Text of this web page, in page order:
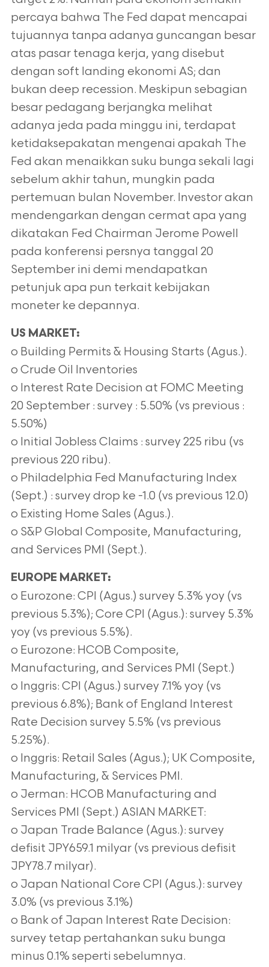
percaya bahwa The Fed dapat mencapai
tujuannya tanpa adanya guncangan besar
atas pasar tenaga kerja, yang disebut
dengan soft landing ekonomi AS; dan
bukan deep recession. Meskipun sebagian
besar pedagang berjangka melihat
adanya jeda pada minggu ini, terdapat
ketidaksepakatan mengenai apakah The
Fed akan menaikkan suku bunga sekali lagi
sebelum akhir tahun, mungkin pada
pertemuan bulan November. Investor akan
mendengarkan dengan cermat apa yang
dikatakan Fed Chairman Jerome Powell
pada konferensi persnya tanggal 20
September ini demi mendapatkan
petunjuk apa pun terkait kebijakan
moneter ke depannya.
US MARKET:
o Building Permits & Housing Starts (Agus.).
o Crude Oil Inventories
o Interest Rate Decision at FOMC Meeting
20 September : survey : 5.50% (vs previous :
5.50%)
o Initial Jobless Claims : survey 225 ribu (vs
previous 220 ribu).
o Philadelphia Fed Manufacturing Index
(Sept.) : survey drop ke -1.0 (vs previous 12.0)
o Existing Home Sales (Agus.).
o S&P Global Composite, Manufacturing,
and Services PMI (Sept.).
EUROPE MARKET:
o Eurozone: CPI (Agus.) survey 5.3% yoy (vs
previous 5.3%); Core CPI (Agus.): survey 5.3%
yoy (vs previous 5.5%).
o Eurozone: HCOB Composite,
Manufacturing, and Services PMI (Sept.)
o Inggris: CPI (Agus.) survey 7.1% yoy (vs
previous 6.8%); Bank of England Interest
Rate Decision survey 5.5% (vs previous
5.25%).
o Inggris: Retail Sales (Agus.); UK Composite,
Manufacturing, & Services PMI.
o Jerman: HCOB Manufacturing and
Services PMI (Sept.) ASIAN MARKET:
o Japan Trade Balance (Agus.): survey
defisit JPY659.1 milyar (vs previous defisit
JPY78.7 milyar).
o Japan National Core CPI (Agus.): survey
3.0% (vs previous 3.1%)
o Bank of Japan Interest Rate Decision:
survey tetap pertahankan suku bunga
minus 0.1% seperti sebelumnya.